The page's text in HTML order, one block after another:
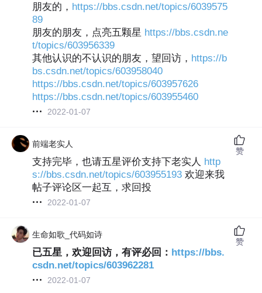
朋友的， https://bbs.csdn.net/topics/6039575
89
朋友的朋友，点亮五颗星 https://bbs.csdn.ne
t/topics/603956339
其他认识的不认识的朋友，望回访， https://b
bs.csdn.net/topics/603958040
https://bbs.csdn.net/topics/603957626
https://bbs.csdn.net/topics/603955460
2022-01-07
前端老实人
支持完毕，也请五星评价支持下老实人 http
s://bbs.csdn.net/topics/603955193 欢迎来我
帖子评论区一起互，求回投
2022-01-07
赞
生命如歌_代码如诗
已五星，欢迎回访，有评必回： https://bbs.
csdn.net/topics/603962281
2022-01-07
赞